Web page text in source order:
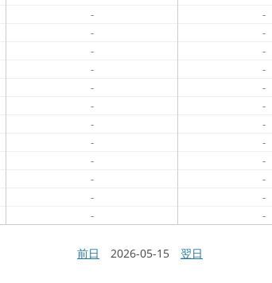
- -
- -
- -
- -
- -
- -
- -
- -
- -
- -
- -
- -
前日 2026-05-15 翌日